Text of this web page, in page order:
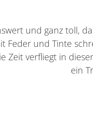
und ganz toll,
Feder und Tinte
Zeit verfliegt in
ein